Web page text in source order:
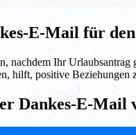
E-Mail für
nachdem Ihr
hilft, positive Beziehungen
Dankes-E-Mail